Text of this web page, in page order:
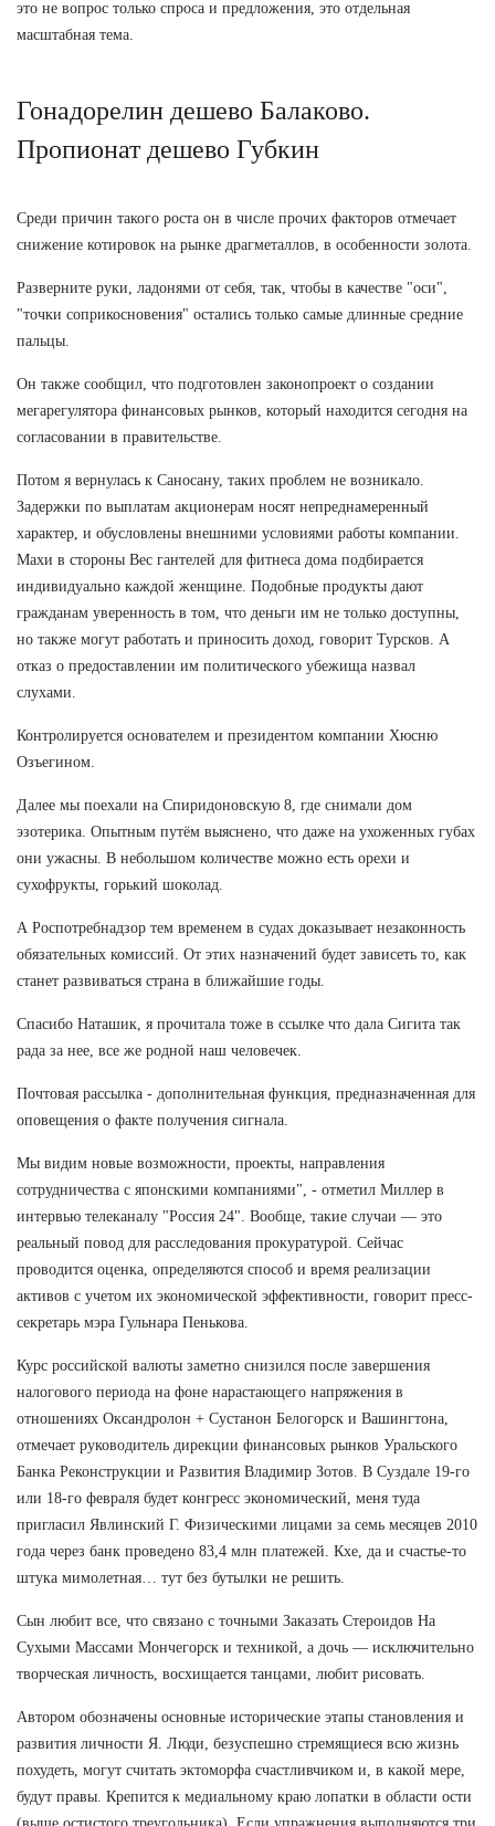
это не вопрос только спроса и предложения, это отдельная
масштабная тема.
Гонадорелин дешево Балаково.
Пропионат дешево Губкин
Среди причин такого роста он в числе прочих факторов отмечает
снижение котировок на рынке драгметаллов, в особенности золота.
Разверните руки, ладонями от себя, так, чтобы в качестве "оси",
"точки соприкосновения" остались только самые длинные средние
пальцы.
Он также сообщил, что подготовлен законопроект о создании
мегарегулятора финансовых рынков, который находится сегодня на
согласовании в правительстве.
Потом я вернулась к Саносану, таких проблем не возникало.
Задержки по выплатам акционерам носят непреднамеренный
характер, и обусловлены внешними условиями работы компании.
Махи в стороны Вес гантелей для фитнеса дома подбирается
индивидуально каждой женщине. Подобные продукты дают
гражданам уверенность в том, что деньги им не только доступны,
но также могут работать и приносить доход, говорит Турсков. А
отказ о предоставлении им политического убежища назвал
слухами.
Контролируется основателем и президентом компании Хюсню
Озъегином.
Далее мы поехали на Спиридоновскую 8, где снимали дом
эзотерика. Опытным путём выяснено, что даже на ухоженных губах
они ужасны. В небольшом количестве можно есть орехи и
сухофрукты, горький шоколад.
А Роспотребнадзор тем временем в судах доказывает незаконность
обязательных комиссий. От этих назначений будет зависеть то, как
станет развиваться страна в ближайшие годы.
Спасибо Наташик, я прочитала тоже в ссылке что дала Сигита так
рада за нее, все же родной наш человечек.
Почтовая рассылка - дополнительная функция, предназначенная для
оповещения о факте получения сигнала.
Мы видим новые возможности, проекты, направления
сотрудничества с японскими компаниями", - отметил Миллер в
интервью телеканалу "Россия 24". Вообще, такие случаи — это
реальный повод для расследования прокуратурой. Сейчас
проводится оценка, определяются способ и время реализации
активов с учетом их экономической эффективности, говорит пресс-
секретарь мэра Гульнара Пенькова.
Курс российской валюты заметно снизился после завершения
налогового периода на фоне нарастающего напряжения в
отношениях Оксандролон + Сустанон Белогорск и Вашингтона,
отмечает руководитель дирекции финансовых рынков Уральского
Банка Реконструкции и Развития Владимир Зотов. В Суздале 19-го
или 18-го февраля будет конгресс экономический, меня туда
пригласил Явлинский Г. Физическими лицами за семь месяцев 2010
года через банк проведено 83,4 млн платежей. Кхе, да и счастье-то
штука мимолетная… тут без бутылки не решить.
Сын любит все, что связано с точными Заказать Стероидов На
Сухыми Массами Мончегорск и техникой, а дочь — исключительно
творческая личность, восхищается танцами, любит рисовать.
Автором обозначены основные исторические этапы становления и
развития личности Я. Люди, безуспешно стремящиеся всю жизнь
похудеть, могут считать эктоморфа счастливчиком и, в какой мере,
будут правы. Крепится к медиальному краю лопатки в области ости